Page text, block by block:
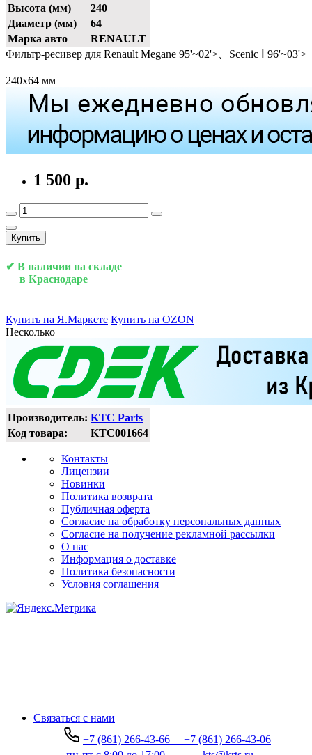
Высота (мм)
240
Диаметр (мм)
64
Марка авто
RENAULT
Фильтр-ресивер для Renault Megane 95'~02'>、Scenic Ⅰ 96'~03'>
240х64 мм
1 500 р.
Купить
✔ В наличии на складе
в Краснодаре
Купить на Я.Маркете Купить на OZON
Несколько
Производитель: KTC Parts
Код товара:
KTC001664
Контакты
Лицензии
Новинки
Политика возврата
Публичная оферта
Согласие на обработку персональных данных
Согласие на получение рекламной рассылки
О нас
Информация о доставке
Политика безопасности
Условия соглашения
Связаться с нами
+7 (861) 266-43-66
+7 (861) 266-43-06